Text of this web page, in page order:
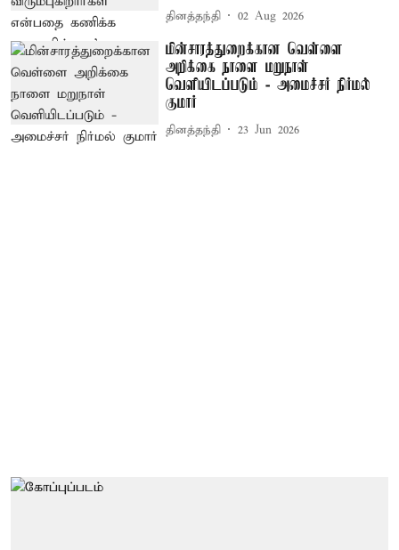
தினத்தந்தி 02 Aug 2026
மின்சாரத்துறைக்கான வெள்ளை
அறிக்கை நாளை மறுநாள்
வெளியிடப்படும் - அமைச்சர் நிர்மல்
குமார்
தினத்தந்தி 23 Jun 2026